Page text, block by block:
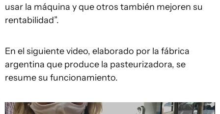
usar la máquina y que otros también mejoren su
rentabilidad”.
En el siguiente video, elaborado por la fábrica
argentina que produce la pasteurizadora, se
resume su funcionamiento.